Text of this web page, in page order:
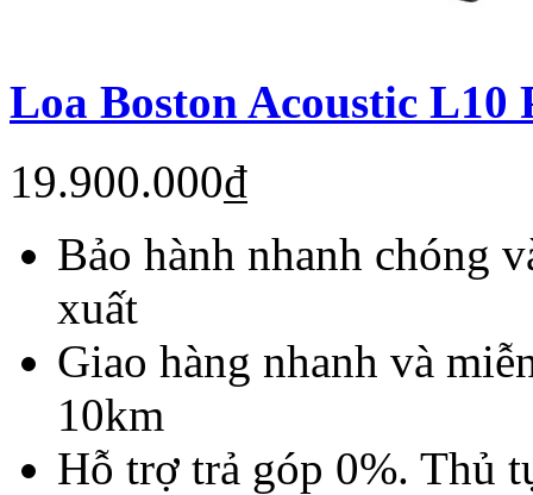
Loa Boston Acoustic L10
19.900.000₫
Bảo hành nhanh chóng
xuất
Giao hàng nhanh và
10km
Hỗ trợ trả góp 0%. Thủ